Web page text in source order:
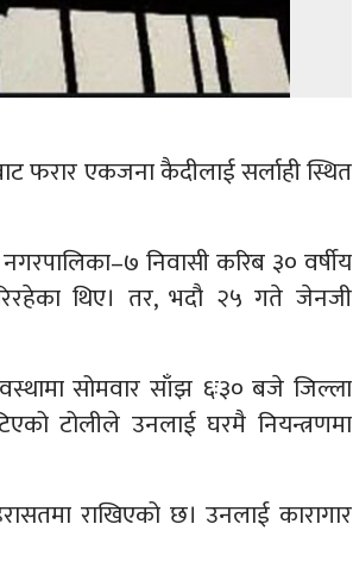
फरार एकजना कैदीलाई सर्लाही स्थित
निवासी करिब ३० वर्षीय
थिए। तर, भदौ २५ गते जेनजी
सोमवार साँझ ६ः३० बजे जिल्ला
टोलीले उनलाई घरमै नियन्त्रणमा
राखिएको छ। उनलाई कारागार